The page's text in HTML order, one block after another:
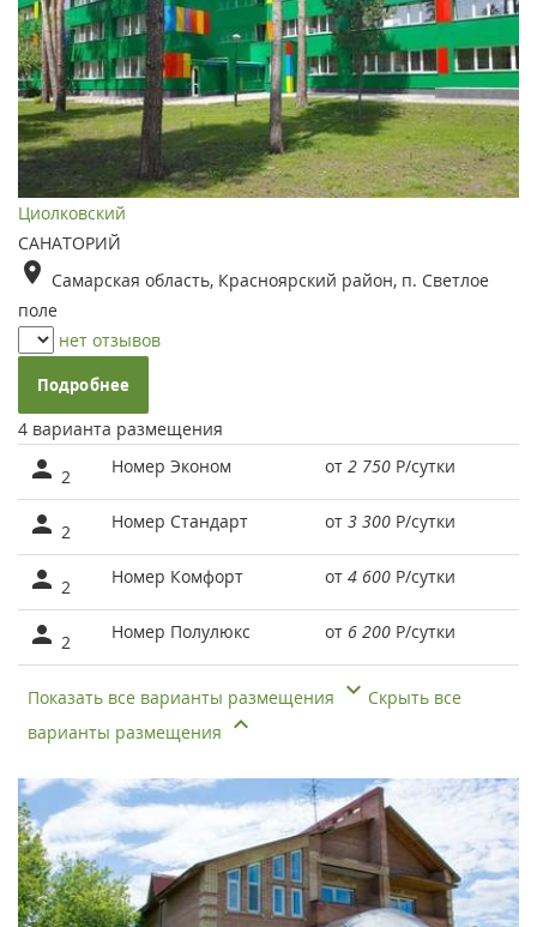
Циолковский
САНАТОРИЙ
Самарская область, Красноярский район, п. Светлое
поле
нет отзывов
Подробнее
4 варианта размещения
2 Номер Эконом от 2 750 Р/сутки
2 Номер Стандарт от 3 300 Р/сутки
2 Номер Комфорт от 4 600 Р/сутки
2 Номер Полулюкс от 6 200 Р/сутки
Показать все варианты размещения
Скрыть все
варианты размещения